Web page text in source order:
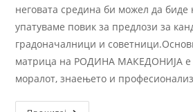
неговата средина би можел да биде
упатуваме повик за предлози за
градоначалници и
матрица на РОДИНА МАКЕДОНИЈА е
моралот, знаењето и